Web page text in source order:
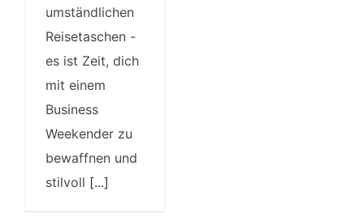
umständlichen
Reisetaschen -
es ist Zeit, dich
mit einem
Business
Weekender zu
bewaffnen und
stilvoll [...]